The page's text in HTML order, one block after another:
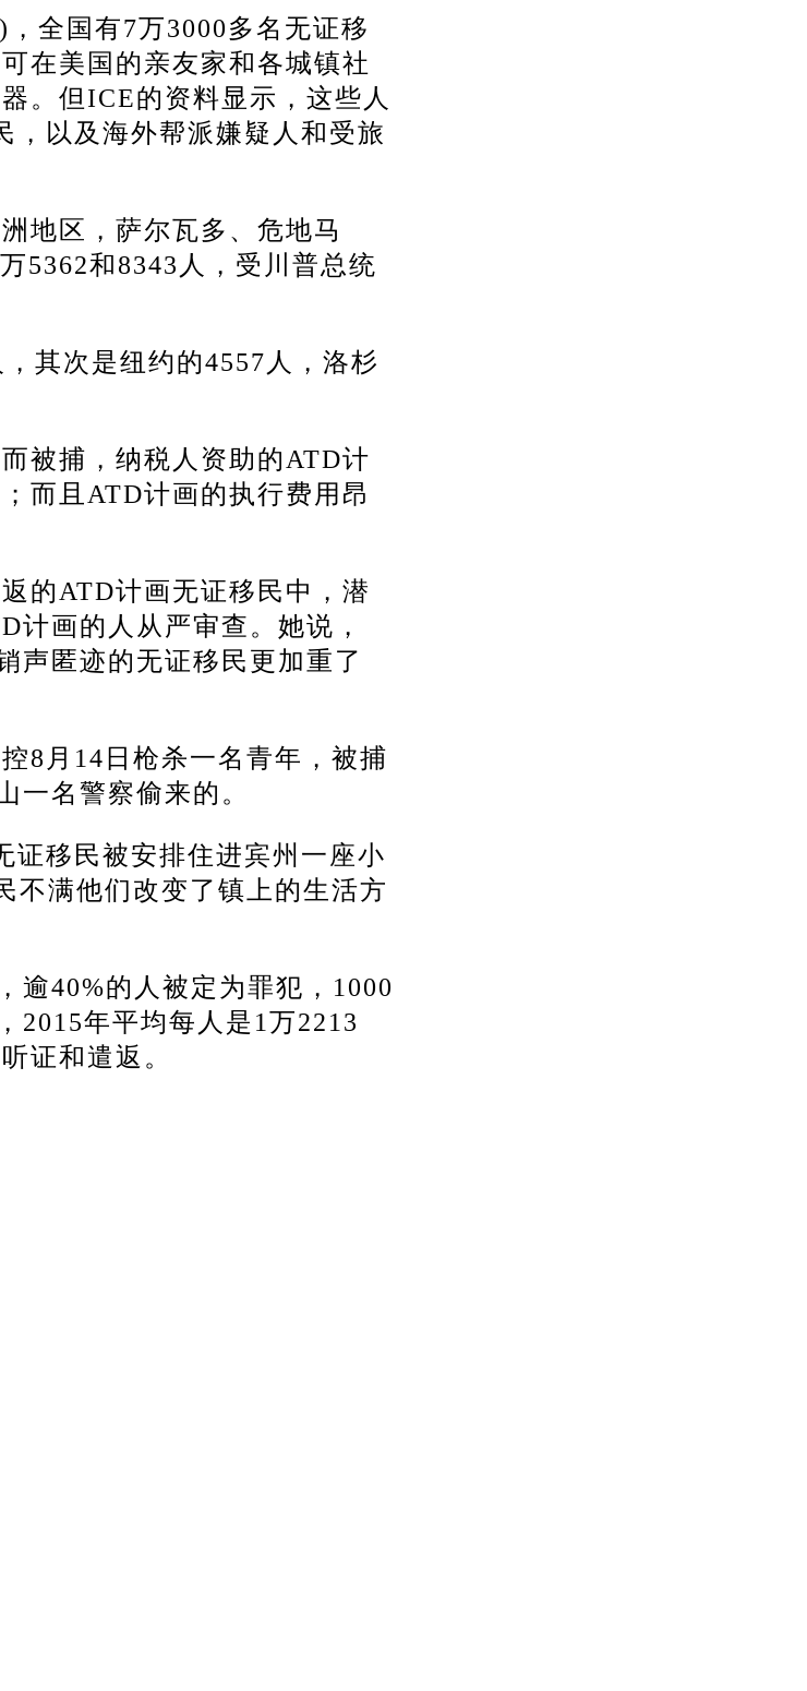
全国有7万3000多名无证移
在美国的亲友家和各城镇社
。但ICE的资料显示，这些人
，以及海外帮派嫌疑人和受旅
地区，萨尔瓦多、危地马
5362和8343人，受川普总统
其次是纽约的4557人，洛杉
被捕，纳税人资助的ATD计
而且ATD计画的执行费用昂
的ATD计画无证移民中，潜
计画的人从严审查。她说，
声匿迹的无证移民更加重了
8月14日枪杀一名青年，被捕
一名警察偷来的。
证移民被安排住进宾州一座小
不满他们改变了镇上的生活方
逾40%的人被定为罪犯，1000
2015年平均每人是1万2213
证和遣返。